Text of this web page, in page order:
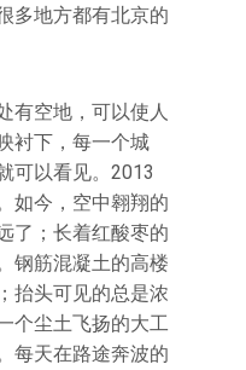
多地方都有北京的
有空地，可以使人
衬下，每一个城
可以看见。2013
如今，空中翱翔的
了；长着红酸枣的
钢筋混凝土的高楼
抬头可见的总是浓
个尘土飞扬的大工
每天在路途奔波的